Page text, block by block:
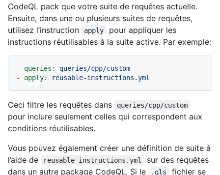
CodeQL pack que votre suite de requêtes actuelle.
Ensuite, dans une ou plusieurs suites de requêtes,
utilisez l’instruction
apply
pour appliquer les
instructions réutilisables à la suite active. Par exemple:
- queries:
queries/cpp/custom
-
apply: reusable-instructions.yml
Ceci filtre les requêtes dans queries/cpp/custom
pour inclure seulement celles qui correspondent aux
conditions réutilisables.
Vous pouvez également créer une définition de suite à
l’aide de
reusable-instructions.yml
sur des requêtes
dans un autre package CodeQL. Si le
.qls
fichier se